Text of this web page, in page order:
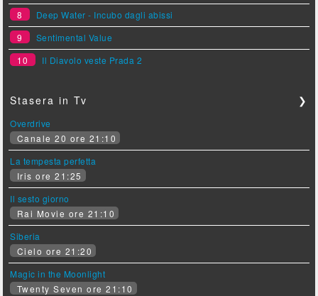
8
Deep Water - Incubo dagli abissi
9
Sentimental Value
10
Il Diavolo veste Prada 2
Stasera in Tv ❯
Overdrive
Canale 20 ore 21:10
La tempesta perfetta
Iris ore 21:25
Il sesto giorno
Rai Movie ore 21:10
Siberia
Cielo ore 21:20
Magic in the Moonlight
Twenty Seven ore 21:10